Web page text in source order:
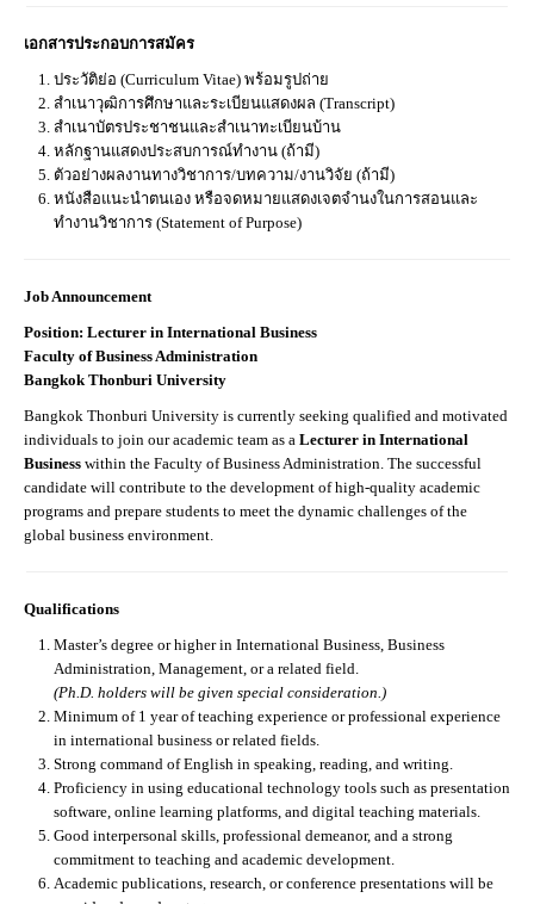
เอกสารประกอบการสมัคร
ประวัติย่อ (Curriculum Vitae) พร้อมรูปถ่าย
สำเนาวุฒิการศึกษาและระเบียนแสดงผล (Transcript)
สำเนาบัตรประชาชนและสำเนาทะเบียนบ้าน
หลักฐานแสดงประสบการณ์ทำงาน (ถ้ามี)
ตัวอย่างผลงานทางวิชาการ/บทความ/งานวิจัย (ถ้ามี)
หนังสือแนะนำตนเอง หรือจดหมายแสดงเจตจำนงในการสอนและ
ทำงานวิชาการ (Statement of Purpose)
Job Announcement
Position: Lecturer in International Business
Faculty of Business Administration
Bangkok Thonburi University
Bangkok Thonburi University is currently seeking qualified and motivated
individuals to join our academic team as a Lecturer in International
Business within the Faculty of Business Administration. The successful
candidate will contribute to the development of high-quality academic
programs and prepare students to meet the dynamic challenges of the
global business environment.
Qualifications
Master’s degree or higher in International Business, Business
Administration, Management, or a related field.
(Ph.D. holders will be given special consideration.)
Minimum of 1 year of teaching experience or professional experience
in international business or related fields.
Strong command of English in speaking, reading, and writing.
Proficiency in using educational technology tools such as presentation
software, online learning platforms, and digital teaching materials.
Good interpersonal skills, professional demeanor, and a strong
commitment to teaching and academic development.
Academic publications, research, or conference presentations will be